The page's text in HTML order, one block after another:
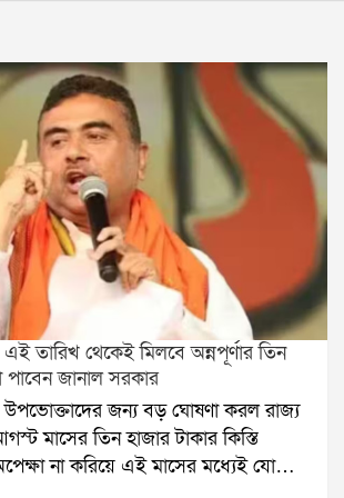
তারিখ থেকেই মিলবে অন্নপূর্ণার তিন
পাবেন জানাল সরকার
উপভোক্তাদের জন্য বড় ঘোষণা করল রাজ্য
মাসের তিন হাজার টাকার কিস্তি
না করিয়ে এই মাসের মধ্যেই যোগ্য